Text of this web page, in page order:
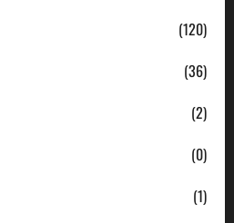
(120)
(36)
(2)
(0)
(1)